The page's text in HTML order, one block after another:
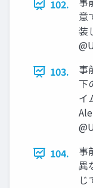
102.
意
装
103.
事
下
イ
104.
事
異
じ